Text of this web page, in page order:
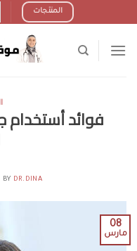
to
المنتجات
فوائد أستخدام
BY DR.DINA
08
مارس